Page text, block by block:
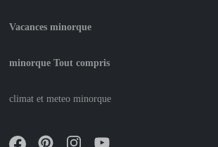
Vacances minorque
minorque Tout compris
climat et meteo minorque